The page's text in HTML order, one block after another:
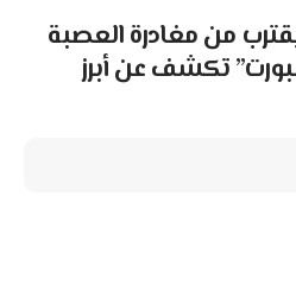
من مغادرة العصبة
تكشف عن أبرز